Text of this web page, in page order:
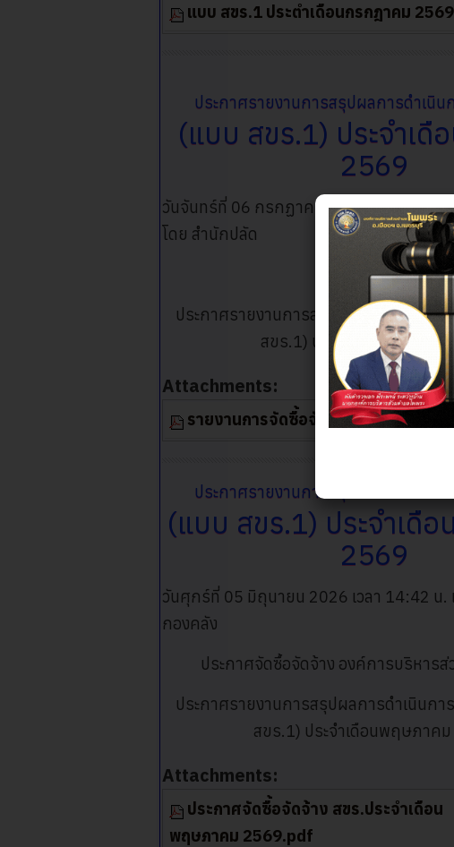
แบบ สขร.1 ประตำเดือนกรกฎาคม
ประกาศรายงานการสรุปผลการดำเนิน
(แบบ สขร.1) ประจำเดื
2569
วันจันทร์ที่ 06 กรกฏาคม 2026 เวลา
โดย สำนักปลัด
ÃÂ
ประกาศรายงานการสรุปผลการดำเนินกา
สขร.1) ประจำเดือนมิถุนายน
Attachments:
รายงานการจัดซื้อจัดจ้าง.pdf [ ]
ประกาศรายงานการสรุปผลการดำเนินก
(แบบ สขร.1) ประจำเดื
2569
วันศุกร์ที่ 05 มิถุนายน 2026 เวลา 14:42 น.
กองคลัง
ประกาศจัดซื้อจัดจ้าง องค์การบริหารส่
ประกาศรายงานการสรุปผลการดำเนินกา
สขร.1) ประจำเดือนพฤษภาค
Attachments:
ประกาศจัดซื้อจัดจ้าง สขร.ประจำเดือน
พฤษภาคม 2569.pdf